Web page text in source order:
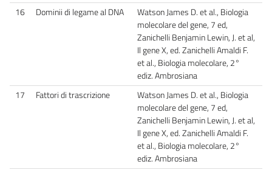
16
Dominii di legame al DNA
Watson James D. et al., Biologia
molecolare del gene, 7 ed,
Zanichelli Benjamin Lewin, J. et al,
Il gene X, ed. Zanichelli Amaldi F.
et al., Biologia molecolare, 2°
ediz. Ambrosiana
17
Fattori di trascrizione
Watson James D. et al., Biologia
molecolare del gene, 7 ed,
Zanichelli Benjamin Lewin, J. et al,
Il gene X, ed. Zanichelli Amaldi F.
et al., Biologia molecolare, 2°
ediz. Ambrosiana